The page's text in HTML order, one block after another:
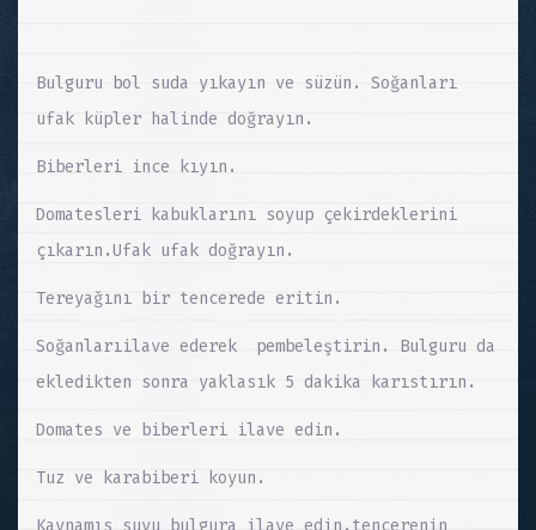
Bulguru bol suda yıkayın ve süzün. Soğanları
ufak küpler halinde doğrayın.
Biberleri ince kıyın.
Domatesleri kabuklarını soyup çekirdeklerini
çıkarın.Ufak ufak doğrayın.
Tereyağını bir tencerede eritin.
Soğanlarıilave ederek pembeleştirin. Bulguru da
ekledikten sonra yaklasık 5 dakika karıstırın.
Domates ve biberleri ilave edin.
Tuz ve karabiberi koyun.